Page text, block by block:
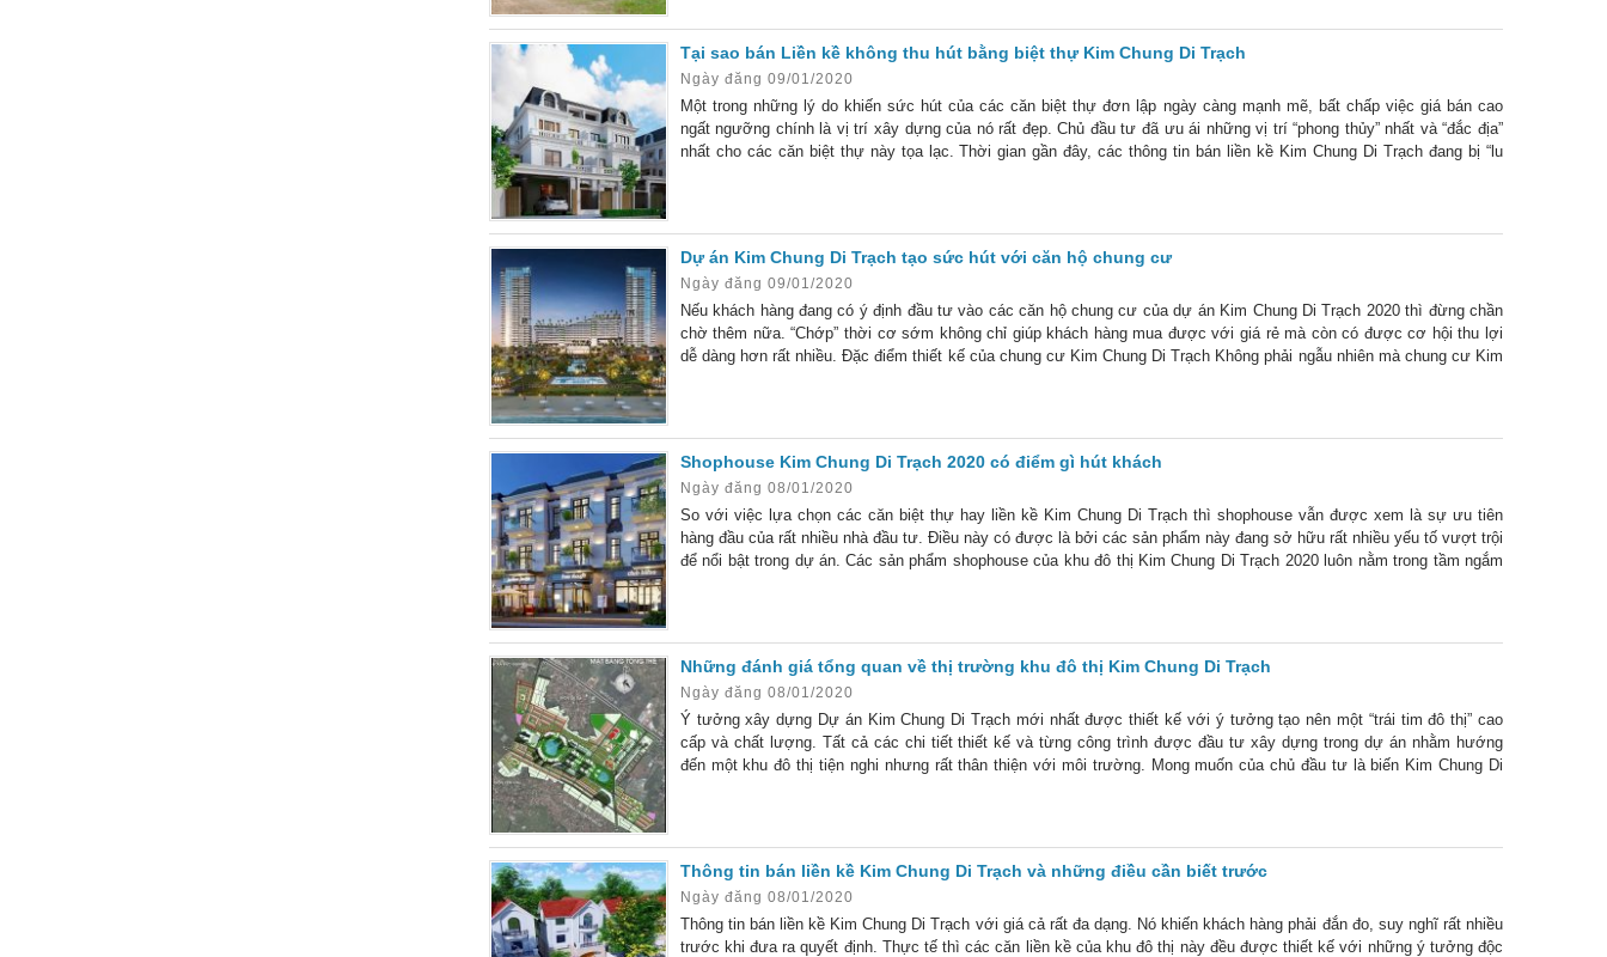
Tại sao bán Liền kề không thu hút bằng biệt thự Kim Chung Di Trạch
Ngày đăng 09/01/2020
Một trong những lý do khiến sức hút của các căn biệt thự đơn lập ngày càng mạnh mẽ, bất chấp việc giá bán cao
ngất ngưỡng chính là vị trí xây dựng của nó rất đẹp. Chủ đầu tư đã ưu ái những vị trí “phong thủy” nhất và “đắc địa”
nhất cho các căn biệt thự này tọa lạc. Thời gian gần đây, các thông tin bán liền kề Kim Chung Di Trạch đang bị “lu
Dự án Kim Chung Di Trạch tạo sức hút với căn hộ chung cư
Ngày đăng 09/01/2020
Nếu khách hàng đang có ý định đầu tư vào các căn hộ chung cư của dự án Kim Chung Di Trạch 2020 thì đừng chần
chờ thêm nữa. “Chớp” thời cơ sớm không chỉ giúp khách hàng mua được với giá rẻ mà còn có được cơ hội thu lợi
dễ dàng hơn rất nhiều. Đặc điểm thiết kế của chung cư Kim Chung Di Trạch Không phải ngẫu nhiên mà chung cư Kim
Shophouse Kim Chung Di Trạch 2020 có điểm gì hút khách
Ngày đăng 08/01/2020
So với việc lựa chọn các căn biệt thự hay liền kề Kim Chung Di Trạch thì shophouse vẫn được xem là sự ưu tiên
hàng đầu của rất nhiều nhà đầu tư. Điều này có được là bởi các sản phẩm này đang sở hữu rất nhiều yếu tố vượt trội
để nổi bật trong dự án. Các sản phẩm shophouse của khu đô thị Kim Chung Di Trạch 2020 luôn nằm trong tầm ngắm
Những đánh giá tổng quan về thị trường khu đô thị Kim Chung Di Trạch
Ngày đăng 08/01/2020
Ý tưởng xây dựng Dự án Kim Chung Di Trạch mới nhất được thiết kế với ý tưởng tạo nên một “trái tim đô thị” cao
cấp và chất lượng. Tất cả các chi tiết thiết kế và từng công trình được đầu tư xây dựng trong dự án nhằm hướng
đến một khu đô thị tiện nghi nhưng rất thân thiện với môi trường. Mong muốn của chủ đầu tư là biến Kim Chung Di
Thông tin bán liền kề Kim Chung Di Trạch và những điều cần biết trước
Ngày đăng 08/01/2020
Thông tin bán liền kề Kim Chung Di Trạch với giá cả rất đa dạng. Nó khiến khách hàng phải đắn đo, suy nghĩ rất nhiều
trước khi đưa ra quyết định. Thực tế thì các căn liền kề của khu đô thị này đều được thiết kế với những ý tưởng độc